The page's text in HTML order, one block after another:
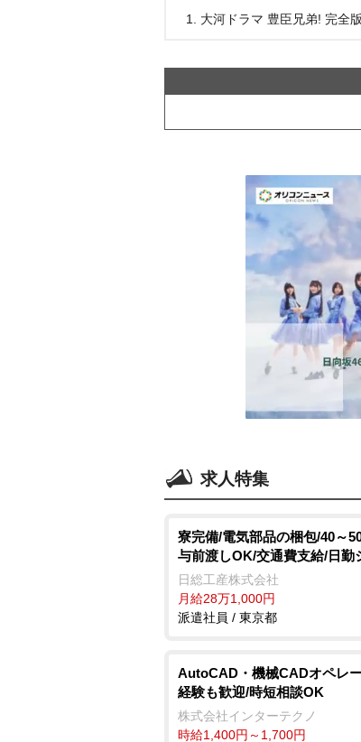
1. 大河ドラマ 豊臣兄弟! 完全
求人特集
寮完備/電気部品の梱包/40～
与前渡しOK/交通費支給/日勤
日総工産株式会社
月給28万1,000円
派遣社員 / 東京都
AutoCAD・機械CADオペレ
経験も歓迎/時短相談OK
株式会社インターテクノ
時給1,400円～1,700円